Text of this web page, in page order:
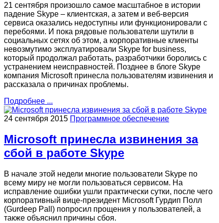
21 сентября произошло самое масштабное в истории
падение Skype – клиентская, а затем и веб-версия
сервиса оказались недоступны или функционировали с
перебоями. И пока рядовые пользователи шутили в
социальных сетях об этом, а корпоративные клиенты
невозмутимо эксплуатировали Skype for business,
который продолжал работать, разработчики боролись с
устранением неисправностей. Позднее в блоге Skype
компания Microsoft принесла пользователям извинения и
рассказала о причинах проблемы.
Подробнее ...
24 сентября 2015 Программное обеспечение
Microsoft принесла извинения за
сбой в работе Skype
В начале этой недели многие пользователи Skype по
всему миру не могли пользоваться сервисом. На
исправление ошибки ушли практически сутки, после чего
корпоративный вице-президент Microsoft Гурдип Полл
(Gurdeep Pall) попросил прощения у пользователей, а
также объяснил причины сбоя.